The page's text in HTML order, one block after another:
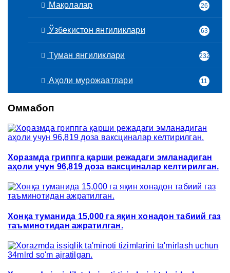
Мақолалар 26
Ўзбекистон янгиликлари 63
Туман янгиликлари 232
Аҳоли мурожаатлари 11
Оммабоп
Хоразмда гриппга қарши режадаги эмланадиган
аҳоли учун 96,819 доза ваксциналар келтирилган.
Хонқа туманида 15,000 га яқин хонадон табиий газ
таъминотидан ажратилган.